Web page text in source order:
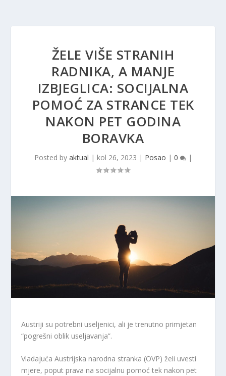
ŽELE VIŠE STRANIH
RADNIKA, A MANJE
IZBJEGLICA: SOCIJALNA
POMOĆ ZA STRANCE TEK
NAKON PET GODINA
BORAVKA
Posted by aktual | kol 26, 2023 | Posao | 0 |
Austriji su potrebni useljenici, ali je trenutno primjetan
“pogrešni oblik useljavanja”.
Vladajuća Austrijska narodna stranka (ÖVP) želi uvesti
mjere, poput prava na socijalnu pomoć tek nakon pet